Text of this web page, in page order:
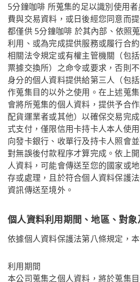
5分鐘咖啡 所蒐集的足以識別使用
費與交易資料，或日後經您同意而
都僅供 5分鐘咖啡 於其內部、依照
利用、或為完成提供服務或履行合
相關法令規定或有權主管機關（包
票據交換所）之命令或要求，否則
身分的個人資料提供給第三人（包
作蒐集目的以外之使用。在上述蒐
會將所蒐集的個人資料，提供予合
配貨運業者或其他）以確保交易完
式支付，僅限信用卡持卡人本人使
向發卡銀行、收單行及持卡人照會
對無誤後付款程序才算完成。依上
人資料，可能會傳送至您的國家或
存或處理，且於符合個人資料保護
資訊傳送至境外。
個人資料利用期間、地區、對象
依據個人資料保護法第八條規定，
利用期間
本公司蒐集之個人資料，將於蒐集